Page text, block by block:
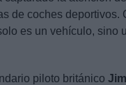
de coches deportivos.
es un vehículo, sino
piloto británico